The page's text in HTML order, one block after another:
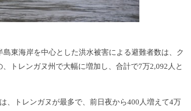
東海岸を中心とした洪水被害による避難者数は、
ク
トレンガヌ州で大幅に増加し、合計で7万2,092人と
、 トレンガヌが最多で、 前日夜から400人増えて4万